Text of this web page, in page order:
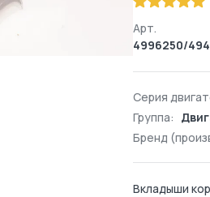
Арт.
4996250/
Серия
Группа:
Бренд
Вкладыши